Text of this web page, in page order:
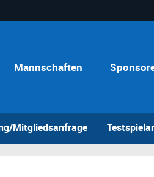
Mannschaften
Mitgliedsanfrage